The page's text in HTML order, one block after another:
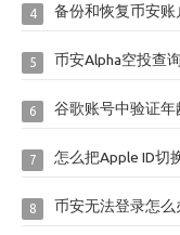
4 备份和恢复币安账
5 币安Alpha空投查
6 谷歌账号中验证年
7 怎么把Apple ID切
8 币安无法登录怎么